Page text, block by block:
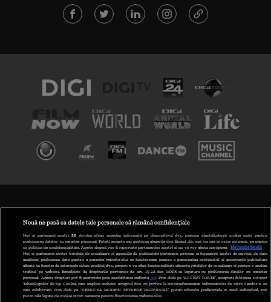
ABONARE DIGI TV
GESTIONAȚI PREFERINȚELE
CODUL DIGI24
CAMERE WEB
Nouă ne pasă ca datele tale personale să rămână confidențiale
Noi și partenerii noștri 30stocăm și/sau accesăm informații pe dispozitivul dvs., precum identificatorii cookie unici pentru
prelucrarea datelor cu caracter personal. Puteți accepta sau gestiona alegerile dvs. făcând clic mai jos sau în orice moment, pe pagina
cu politica de confidențialitate. Aceste alegeri vor fi raportate partenerilor noștri și nu vă vor afecta navigarea.
Mai multe detalii
Noi si partenerii nostri (retelele de socializare si agentiile de publicitate partenere, precum si furnizorii nostri de servicii de date
analitice) prelucram date pentru a permite website-ului sa functioneze, pentru a personaliza continutul si anunturile publicitare
afisate in functie de interesele si/sau profilul dvs., pentru a va oferi functionalitati aferente retelelor de socializare si pentru a analiza
traficul pe website. Beneficiati de drepturile prevazute de art. 15-22 din GDPR in legatura cu prelucrarea datelor cu caracter
personal. Aceste drepturi pot fi exercitate prin modalitatea indicata aici. Prin click pe “ACCEPT TOATE”, acceptati folosirea tuturor
Tehnologiilor de tip Cookie, care implica inclusiv acceptul dvs. cu privire la stocarea/accesarea informatiilor de catre Vendor-ii cu
care colaboram. Prin click pe “VREAU SA MODIFIC SETARILE INDIVIDUAL” puteti schimba preferintele in mod individual, mai
putin cele legate de cookie strict necesare pentru functionarea website-ului.